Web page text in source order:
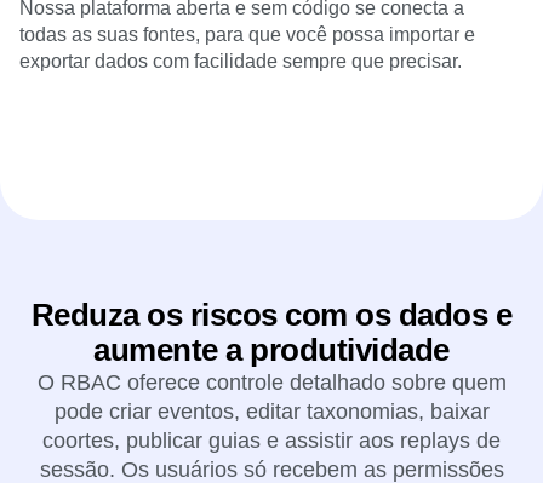
Nossa plataforma aberta e sem código se conecta a
todas as suas fontes, para que você possa importar e
exportar dados com facilidade sempre que precisar.
Reduza os riscos com os dados e
aumente a produtividade
O RBAC oferece controle detalhado sobre quem
pode criar eventos, editar taxonomias, baixar
coortes, publicar guias e assistir aos replays de
sessão. Os usuários só recebem as permissões